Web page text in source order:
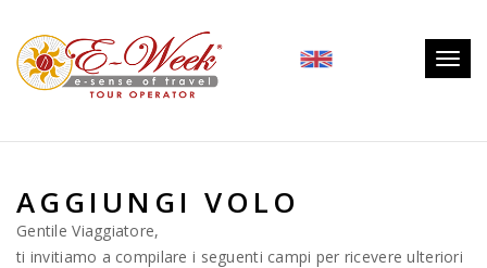
AGGIUNGI VOLO
Gentile Viaggiatore,
ti invitiamo a compilare i seguenti campi per ricevere ulteriori